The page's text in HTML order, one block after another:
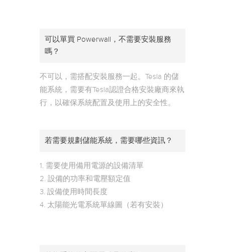
可以單買 Powerwall，不需要安裝服務
嗎？
不可以，需搭配安裝服務一起。Tesla 的儲
能系統，需要有Tesla認證合格安裝廠商來執
行，以確保系統配置及使用上的安全性。
若需要規劃儲能系統，需要哪些資訊？
1. 需要使用備用電源的設備清單
2. 設備的功率和電壓額定值
3. 設備使用時間長度
4. 太陽能光電系統單線圖（若有安裝）